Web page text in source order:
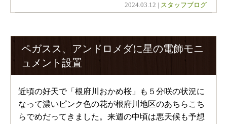
2024.03.12 | スタッフブログ
ペガスス、アンドロメダに星の電飾モニ
ュメント設置
近頃の好天で「根府川おかめ桜」も５分咲の状況に
なって濃いピンク色の花が根府川地区のあちらこち
らでめだってきました。来週の中頃は悪天候も予想